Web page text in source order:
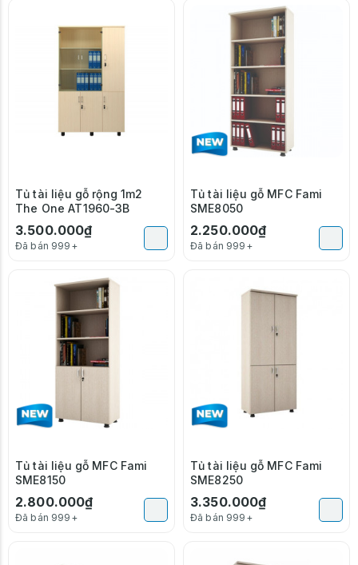
Tủ tài liệu gỗ rộng 1m2
The One AT1960-3B
3.500.000₫
Đã bán 999+
Tủ tài liệu gỗ MFC Fami
SME8050
2.250.000₫
Đã bán 999+
Tủ tài liệu gỗ MFC Fami
SME8150
2.800.000₫
Đã bán 999+
Tủ tài liệu gỗ MFC Fami
SME8250
3.350.000₫
Đã bán 999+